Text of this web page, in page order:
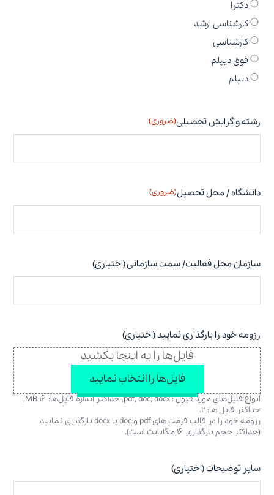
دکترا
کارشناسی ارشد
کارشناسی
فوق دیپلم
دیپلم
رشته و گرایش تحصیلی(ضروری)
دانشگاه / محل تحصیل(ضروری)
سازمان محل فعالیت/ سمت سازمانی (اختیاری)
رزومه خود را بارگذاری نمایید (اختیاری)
فایل‌ها را به اینجا بکشید
فایل‌ها را انتخاب نمایید
انواع فایل‌های مورد قبول : pdf, doc, docx, حداکثر اندازه فایل‌ها: ۱۶ MB,
حداکثر فایل ها: ۲.
رزومه خود را در قالب فرمت های pdf و doc یا docx بارگذاری نمایید
(حداکثر حجم بارگذاری ۱۶ مگابایت است).
سایر توضیحات (اختیاری)